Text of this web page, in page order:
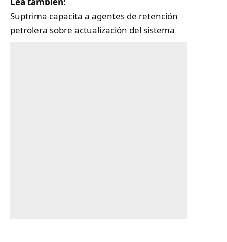
Suptrima capacita a agentes de retención
petrolera sobre actualización del sistema